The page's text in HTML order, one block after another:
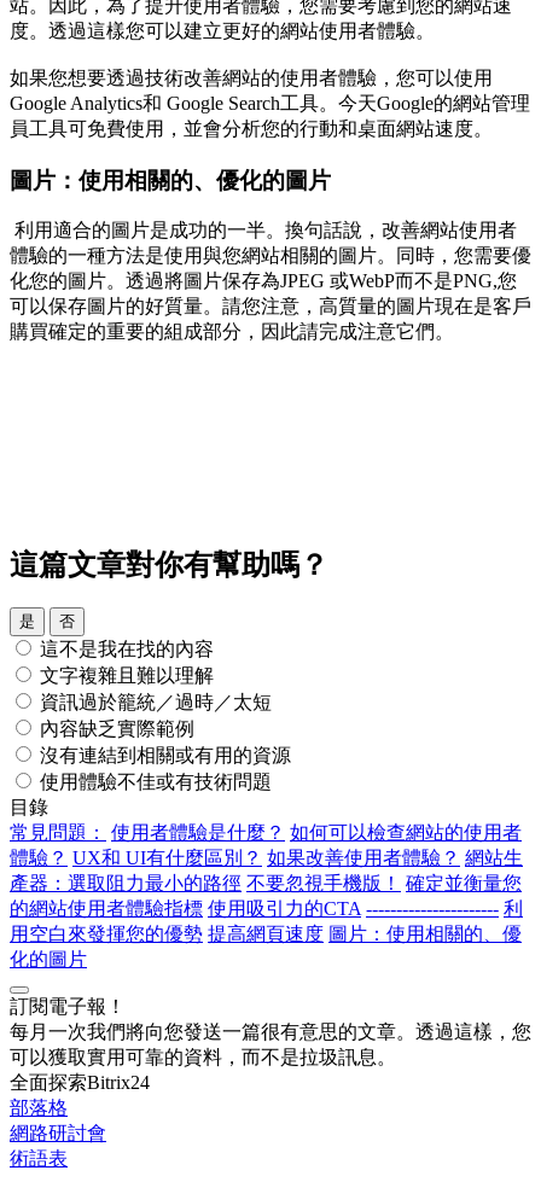
站。因此，為了提升使用者體驗，您需要考慮到您的網站速
度。透過這樣您可以建立更好的網站使用者體驗。
如果您想要透過技術改善網站的使用者體驗，您可以使用
Google Analytics和 Google Search工具。今天Google的網站管理
員工具可免費使用，並會分析您的行動和桌面網站速度。
圖片：使用相關的、優化的圖片
利用適合的圖片是成功的一半。換句話說，改善網站使用者
體驗的一種方法是使用與您網站相關的圖片。同時，您需要優
化您的圖片。透過將圖片保存為JPEG 或WebP而不是PNG,您
可以保存圖片的好質量。請您注意，高質量的圖片現在是客戶
購買確定的重要的組成部分，因此請完成注意它們。
這篇文章對你有幫助嗎？
是 否
這不是我在找的內容
文字複雜且難以理解
資訊過於籠統／過時／太短
內容缺乏實際範例
沒有連結到相關或有用的資源
使用體驗不佳或有技術問題
目錄
常見問題：
使用者體驗是什麼？ 如何可以檢查網站的使用者
體驗？ UX和 UI有什麼區別？ 如果改善使用者體驗？ 網站生
產器：選取阻力最小的路徑 不要忽視手機版！
確定並衡量您
的網站使用者體驗指標 使用吸引力的CTA ---------------------- 利
用空白來發揮您的優勢 提高網頁速度 圖片：使用相關的、優
化的圖片
訂閱電子報！
每月一次我們將向您發送一篇很有意思的文章。透過這樣，您
可以獲取實用可靠的資料，而不是拉圾訊息。
全面探索Bitrix24
部落格
網路研討會
術語表